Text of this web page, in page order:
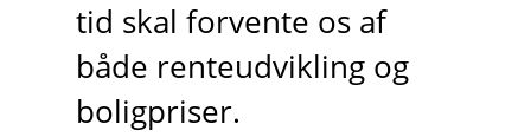
tid skal forvente os af
både renteudvikling og
boligpriser.